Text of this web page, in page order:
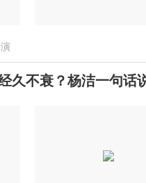
久不衰？杨洁一句话